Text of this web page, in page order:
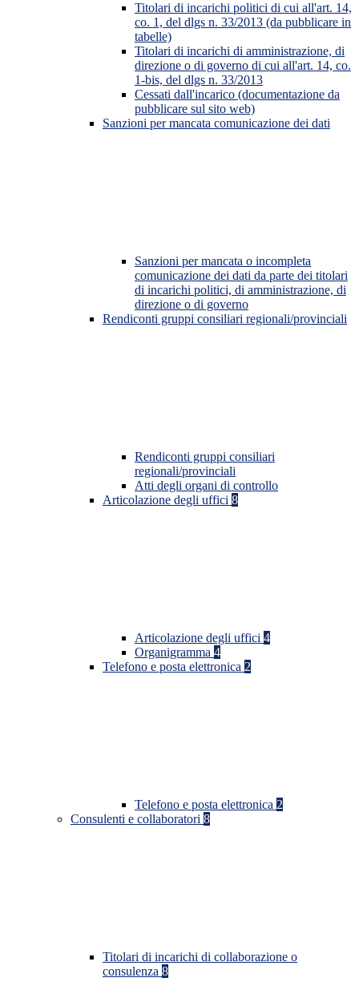
Titolari di incarichi politici di cui all'art. 14,
co. 1, del dlgs n. 33/2013 (da pubblicare in
tabelle)
Titolari di incarichi di amministrazione, di
direzione o di governo di cui all'art. 14, co.
1-bis, del dlgs n. 33/2013
Cessati dall'incarico (documentazione da
pubblicare sul sito web)
Sanzioni per mancata comunicazione dei dati
Sanzioni per mancata o incompleta
comunicazione dei dati da parte dei titolari
di incarichi politici, di amministrazione, di
direzione o di governo
Rendiconti gruppi consiliari regionali/provinciali
Rendiconti gruppi consiliari
regionali/provinciali
Atti degli organi di controllo
Articolazione degli uffici 8
Articolazione degli uffici 4
Organigramma 4
Telefono e posta elettronica 2
Telefono e posta elettronica 2
Consulenti e collaboratori 8
Titolari di incarichi di collaborazione o
consulenza 8